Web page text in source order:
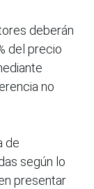
deberán
del precio
no
de
según lo
presentar